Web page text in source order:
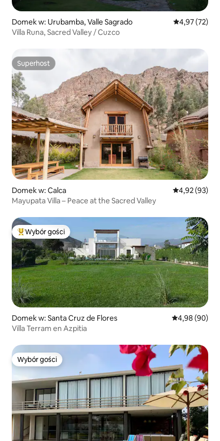
Domek w: Urubamba, Valle Sagrado Średnia
4,97 (72)
Villa Runa, Sacred Valley / Cuzco
Superhost
Superhost
Domek w: Calca Średnia
4,92 (93)
Mayupata Villa – Peace at the Sacred Valley
Najpopularniejsze z kategorii Wybór gości
Wybór gości
Domek w: Santa Cruz de Flores Średnia
4,98 (90)
Villa Terram en Azpitia
Wybór gości
Wybór gości